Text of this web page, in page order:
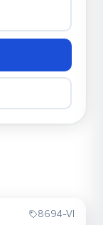
8694-VI